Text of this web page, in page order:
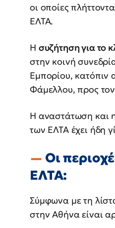
οι οποίες
ΕΛΤΑ.
Η συζήτηση για το
στην κοινή
Εμπορίου, κατόπιν
Φάμελλου, προς
Η αναστάτωση και η
των ΕΛΤΑ έχει ήδη
Οι
ΕΛΤΑ:
Σύμφωνα με τη
στην Αθήνα είναι